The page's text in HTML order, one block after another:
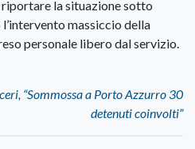
la situazione sotto
massiccio della
personale libero dal servizio.
“Sommossa a Porto Azzurro 30
detenuti coinvolti”